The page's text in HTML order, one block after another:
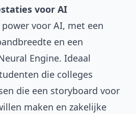
voor AI
voor AI, met een
en een
Engine. Ideaal
die colleges
die een storyboard voor
maken en zakelijke